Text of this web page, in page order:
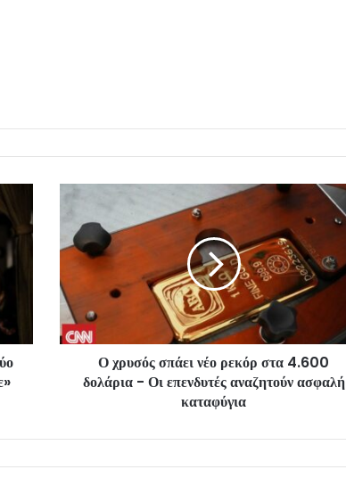
Ο χρυσός σπάει νέο ρεκόρ στα 4.600
δολάρια - Οι επενδυτές αναζητούν ασφαλή
καταφύγια